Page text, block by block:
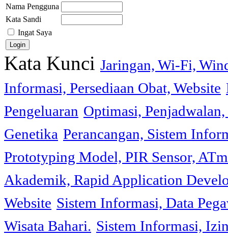
Nama Pengguna
Kata Sandi
Ingat Saya
Kata Kunci Jaringan, Wi-Fi,
Informasi, Persediaan Obat, Website
Pengeluaran Optimasi,
Genetika Perancangan, Sistem
Prototyping Model, PIR Sensor,
Akademik, Rapid Application
Website Sistem Informasi, Data
Wisata Bahari. Sistem Informasi,